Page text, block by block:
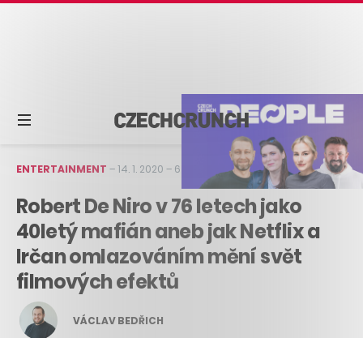
ENTERTAINMENT –14. 1. 2020 – 6 min čtení
Robert De Niro v 76 letech jako
40letý mafián aneb jak Netflix a
Irčan omlazováním mění svět
filmových efektů
VÁCLAV BEDŘICH